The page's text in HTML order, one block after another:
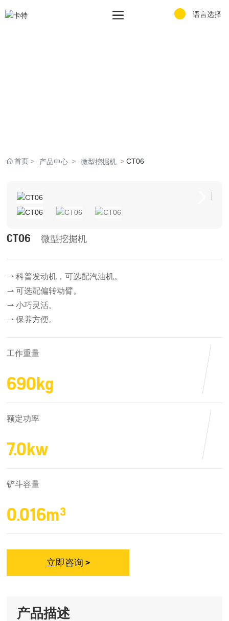
语言选择
首页 产品中心 微型挖掘机 CT06
CT06 微型挖掘机
⇀ 科普发动机，可选配汽油机。
⇀ 可选配偏转动臂。
⇀ 小巧灵活。
⇀ 保养方便。
工作重量
690kg
额定功率
7.0kw
铲斗容量
0.016m³
立即咨询 >
产品描述